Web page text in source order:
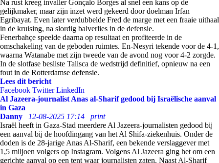
Na rust kreeg invaller Gonçalo Borges al snel een kans op de
gelijkmaker, maar zijn inzet werd gekeerd door doelman Irfan
Egribayat. Even later verdubbelde Fred de marge met een fraaie uithaal
in de kruising, na slordig balverlies in de defensie.
Fenerbahçe speelde daarna op resultaat en profiteerde in de
omschakeling van de geboden ruimtes. En-Nesyri tekende voor de 4-1,
waarna Watanabe met zijn tweede van de avond nog voor 4-2 zorgde.
In de slotfase besliste Talisca de wedstrijd definitief, opnieuw na een
fout in de Rotterdamse defensie.
Lees dit bericht
Facebook Twitter LinkedIn
Al Jazeera-journalist Anas al-Sharif gedood bij Israëlische aanval
in Gaza
Danny
12-08-2025 17:14
print
Israël heeft in Gaza-Stad meerdere Al Jazeera-journalisten gedood bij
een aanval bij de hoofdingang van het Al Shifa-ziekenhuis. Onder de
doden is de 28-jarige Anas Al-Sharif, een bekende verslaggever met
1,5 miljoen volgers op Instagram. Volgens Al Jazeera ging het om een
gerichte aanval op een tent waar journalisten zaten. Naast Al-Sharif